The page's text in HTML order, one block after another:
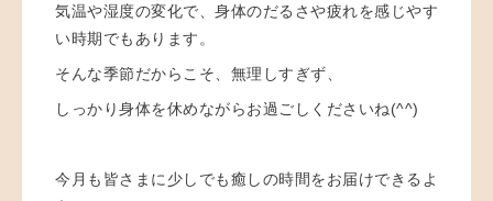
気温や湿度の変化で、身体のだるさや疲れを感じやす
い時期でもあります。
そんな季節だからこそ、無理しすぎず、
しっかり身体を休めながらお過ごしくださいね(^^)
今月も皆さまに少しでも癒しの時間をお届けできるよ